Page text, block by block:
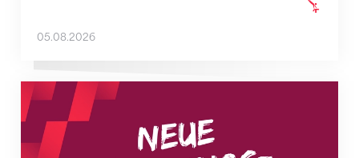
05.08.2026
Neue Empfangszeiten ab 1. August 2026